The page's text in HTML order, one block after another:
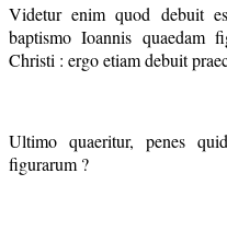
Videtur enim quod debuit
baptismo Ioannis quaedam
Christi : ergo etiam debuit
Ultimo quaeritur, penes
figurarum ?